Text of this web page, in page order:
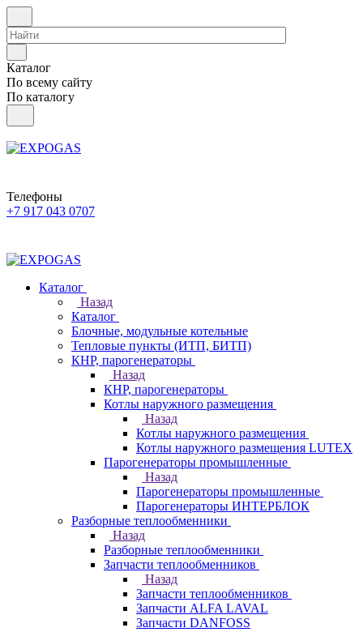
Каталог
По всему сайту
По каталогу
Телефоны
+7 917 043 0707
Каталог
Назад
Каталог
Блочные, модульные котельные
Тепловые пункты (ИТП, БИТП)
КНР, парогенераторы
Назад
КНР, парогенераторы
Котлы наружного размещения
Назад
Котлы наружного размещения
Котлы наружного размещения LUTEX
Парогенераторы промышленные
Назад
Парогенераторы промышленные
Парогенераторы ИНТЕРБЛОК
Разборные теплообменники
Назад
Разборные теплообменники
Запчасти теплообменников
Назад
Запчасти теплообменников
Запчасти ALFA LAVAL
Запчасти DANFOSS